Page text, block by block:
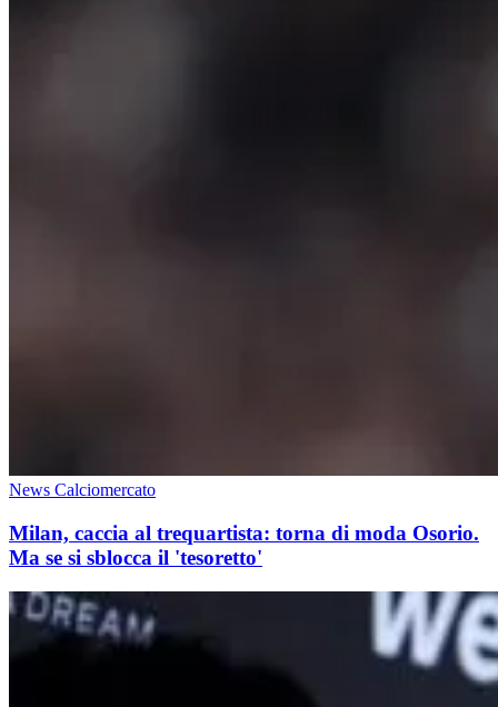
News Calciomercato
Milan, caccia al trequartista: torna di moda Osorio.
Ma se si sblocca il 'tesoretto'